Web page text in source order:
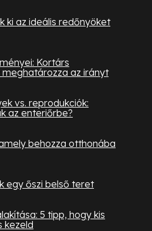
ki az ideális redőnyöket
Kortárs
az irányt
vs. reprodukciók:
az enteriőrbe?
behozza otthonába
egy őszi belső teret
5 tipp, hogy kis
kezeld